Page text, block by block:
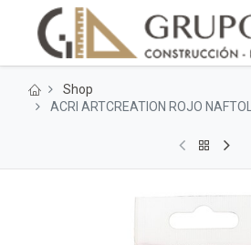
Shop
ACRI ARTCREATION ROJO